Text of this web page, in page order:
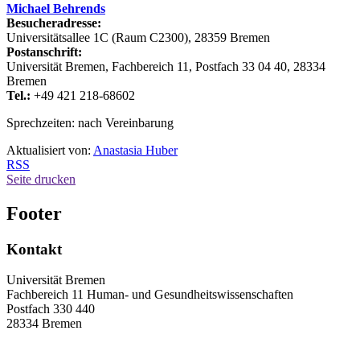
Michael Behrends
Besucheradresse:
Universitätsallee 1C (Raum C2300), 28359 Bremen
Postanschrift:
Universität Bremen, Fachbereich 11, Postfach 33 04 40, 28334
Bremen
Tel.: +49 421 218-68602
Sprechzeiten: nach Vereinbarung
Aktualisiert von: Anastasia Huber
RSS
Seite drucken
Footer
Kontakt
Universität Bremen
Fachbereich 11 Human- und Gesundheitswissenschaften
Postfach 330 440
28334 Bremen